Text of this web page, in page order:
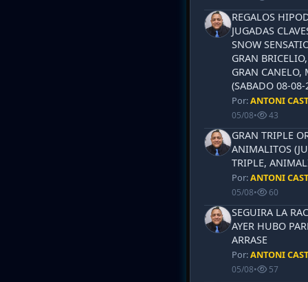
REGALOS
JUGADAS
SNOW
GRAN
GRAN CANELO,
(SABADO 08-
Por:ANTONI
05/08• 43
GRAN TRIPLE
ANIMALITOS
TRIPLE,
Por:ANTONI
05/08• 60
SEGUIRA LA
AYER HUBO
ARRASE
Por:ANTONI
05/08• 57